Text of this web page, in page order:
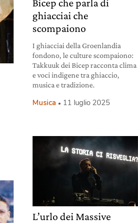
Bicep che parla di
ghiacciai che
scompaiono
I ghiacciai della Groenlandia
fondono, le culture scompaiono:
Takkuuk dei Bicep racconta clima
e voci indigene tra ghiaccio,
musica e tradizione.
Musica 11 luglio 2025
L’urlo dei Massive